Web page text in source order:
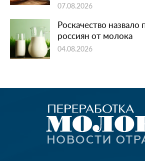
07.08.2026
Роскачество
россиян от молока
04.08.2026